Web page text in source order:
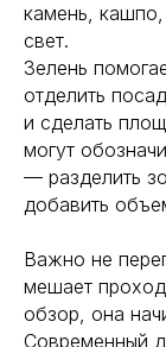
камень, кашпо,
свет.
Зелень
отделить
и сделать
могут
— разделить
добавить
Важно не
мешает
обзор, она
Современный